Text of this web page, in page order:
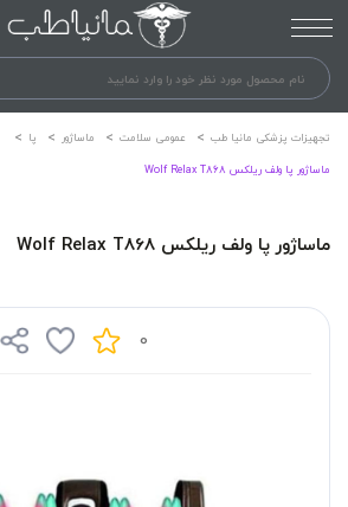
تجهیزات پزشکی مانیا طب عمومی سلامت ماساژور
پا
ماساژور پا ولف ریلکس Wolf Relax T868
ماساژور پا ولف ریلکس Wolf Relax T868
0